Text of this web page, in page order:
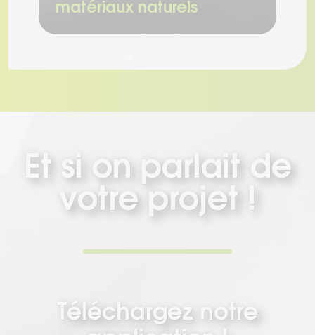
matériaux naturels
Et si on parlait de
votre projet !
Téléchargez notre